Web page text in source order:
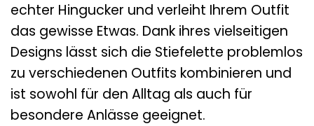
echter Hingucker und verleiht Ihrem Outfit
das gewisse Etwas. Dank ihres vielseitigen
Designs lässt sich die Stiefelette problemlos
zu verschiedenen Outfits kombinieren und
ist sowohl für den Alltag als auch für
besondere Anlässe geeignet.